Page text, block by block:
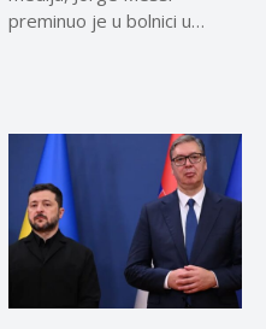
preminuo je u bolnici u